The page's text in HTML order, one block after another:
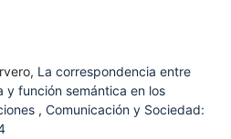
La correspondencia entre
y función semántica en los
, Comunicación y Sociedad: